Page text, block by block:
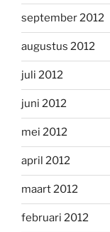
september 2012
augustus 2012
juli 2012
juni 2012
mei 2012
april 2012
maart 2012
februari 2012